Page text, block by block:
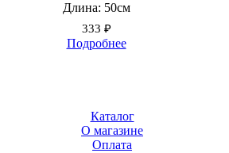
Длина: 50см
333 ₽
Подробнее
Каталог
О магазине
Оплата